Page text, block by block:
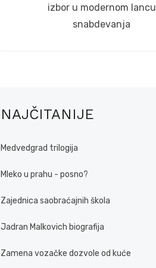
izbor u modernom lancu
snabdevanja
NAJČITANIJE
Medvedgrad trilogija
Mleko u prahu - posno?
Zajednica saobraćajnih škola
Jadran Malkovich biografija
Zamena vozačke dozvole od kuće